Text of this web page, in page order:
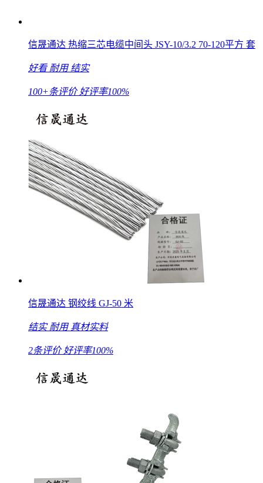
信晟通达 热缩三芯电缆中间头 JSY-10/3.2 70-120平方 套
好看 耐用 结实
100+条评价 好评率100%
信晟通达 钢绞线 GJ-50 米
结实 耐用 真材实料
2条评价 好评率100%